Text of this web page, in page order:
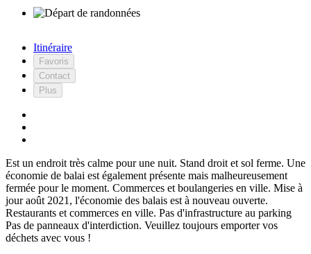
Itinéraire
Favoris
Contact
Plus
Est un endroit très calme pour une nuit. Stand droit et sol ferme. Une
économie de balai est également présente mais malheureusement
fermée pour le moment. Commerces et boulangeries en ville. Mise à
jour août 2021, l'économie des balais est à nouveau ouverte.
Restaurants et commerces en ville. Pas d'infrastructure au parking
Pas de panneaux d'interdiction. Veuillez toujours emporter vos
déchets avec vous !